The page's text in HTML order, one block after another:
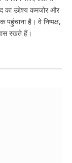
उद्देश्य कमजोर और
है। वे निष्पक्ष,
रखते हैं।